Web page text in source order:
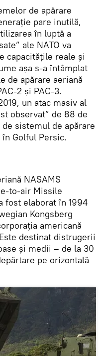
de apărare
pare inutilă,
în luptă a
ale NATO va
capacitățile reale și
așa s-a întâmplat
de apărare aeriană
2 și PAC-3.
un atac masiv al
observat” de 88 de
sistemul de apărare
în Golful Persic.
NASAMS
to-air Missile
fost elaborat în 1994
Kongsberg
americană
destinat distrugerii
și medii – de la 30
pe orizontală